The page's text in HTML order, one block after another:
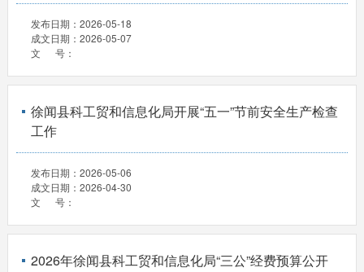
发布日期： 2026-05-18
成文日期： 2026-05-07
文 号：
徐闻县科工贸和信息化局开展“五一”节前安全生产检查
工作
发布日期： 2026-05-06
成文日期： 2026-04-30
文 号：
2026年徐闻县科工贸和信息化局“三公”经费预算公开